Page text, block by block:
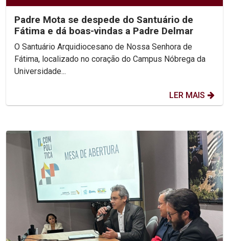
Padre Mota se despede do Santuário de
Fátima e dá boas-vindas a Padre Delmar
O Santuário Arquidiocesano de Nossa Senhora de
Fátima, localizado no coração do Campus Nóbrega da
Universidade...
LER MAIS